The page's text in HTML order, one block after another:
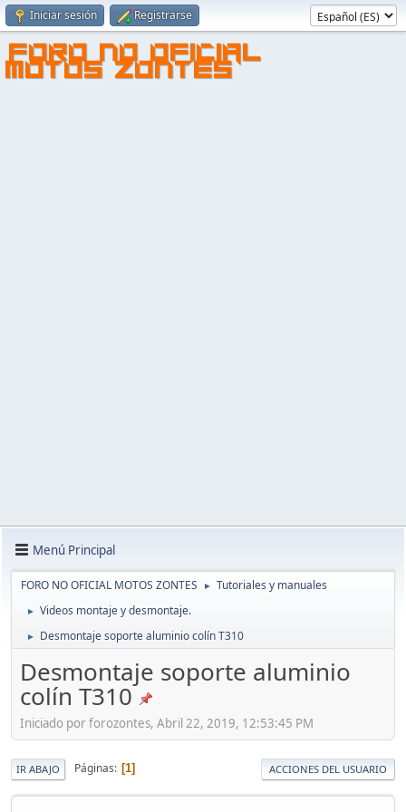
Iniciar sesión Registrarse
FORO NO OFICIAL
MOTOS ZONTES
Menú Principal
FORO NO OFICIAL MOTOS ZONTES ► Tutoriales y manuales
► Videos montaje y desmontaje.
► Desmontaje soporte aluminio colín T310
Desmontaje soporte aluminio
colín T310
Iniciado por forozontes, Abril 22, 2019, 12:53:45 PM
IR ABAJO Páginas 1 ACCIONES DEL USUARIO